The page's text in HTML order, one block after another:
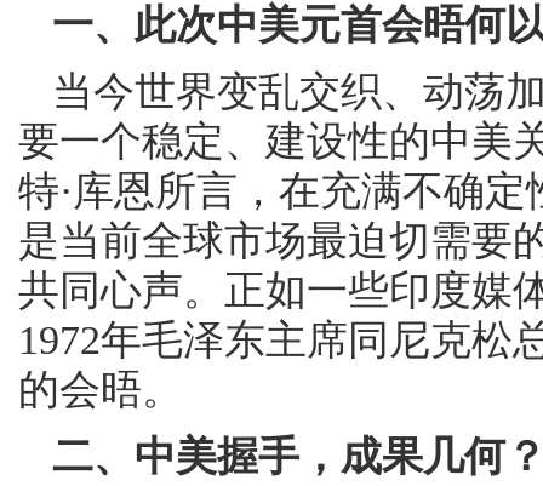
一、此次中美元首会晤何
当今世界变乱交织、动荡
要一个稳定、建设性的中美
特·库恩所言，在充满不确
是当前全球市场最迫切需要
共同心声。正如一些印度媒
1972年毛泽东主席同尼克松
的会晤。
二、中美握手，成果几何